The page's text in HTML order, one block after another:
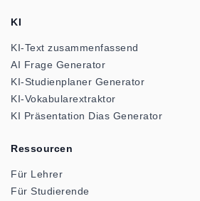
KI
KI-Text zusammenfassend
AI Frage Generator
KI-Studienplaner Generator
KI-Vokabularextraktor
KI Präsentation Dias Generator
Ressourcen
Für Lehrer
Für Studierende